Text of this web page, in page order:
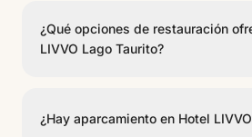
¿Qué opciones de restauración
LIVVO Lago Taurito?
Flamingo. Ofrecen servicio de
¿Hay aparcamiento en Hotel